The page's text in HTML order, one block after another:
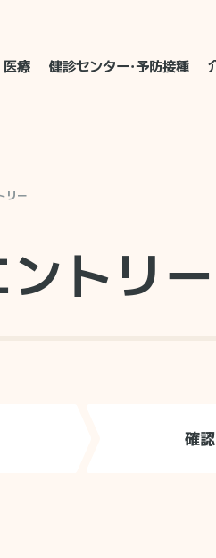
医療 健診センター・予防接種
リー
トリー
確認